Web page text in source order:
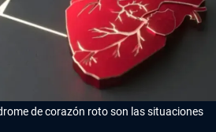
de corazón roto son las situaciones